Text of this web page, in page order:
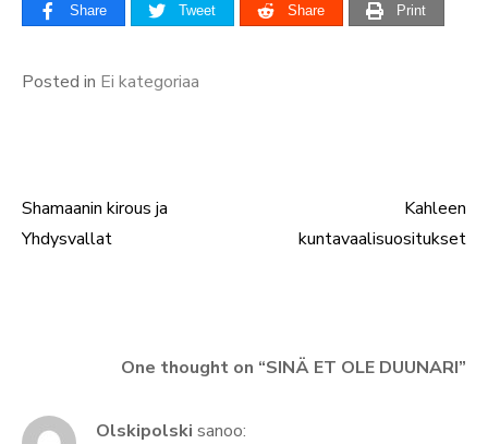
Share Tweet Share Print
Posted in Ei kategoriaa
Artikkelien
Shamaanin kirous ja
Yhdysvallat
Kahleen
kuntavaalisuositukset
One thought on “SINÄ ET OLE DUUNARI”
Olskipolski sanoo: